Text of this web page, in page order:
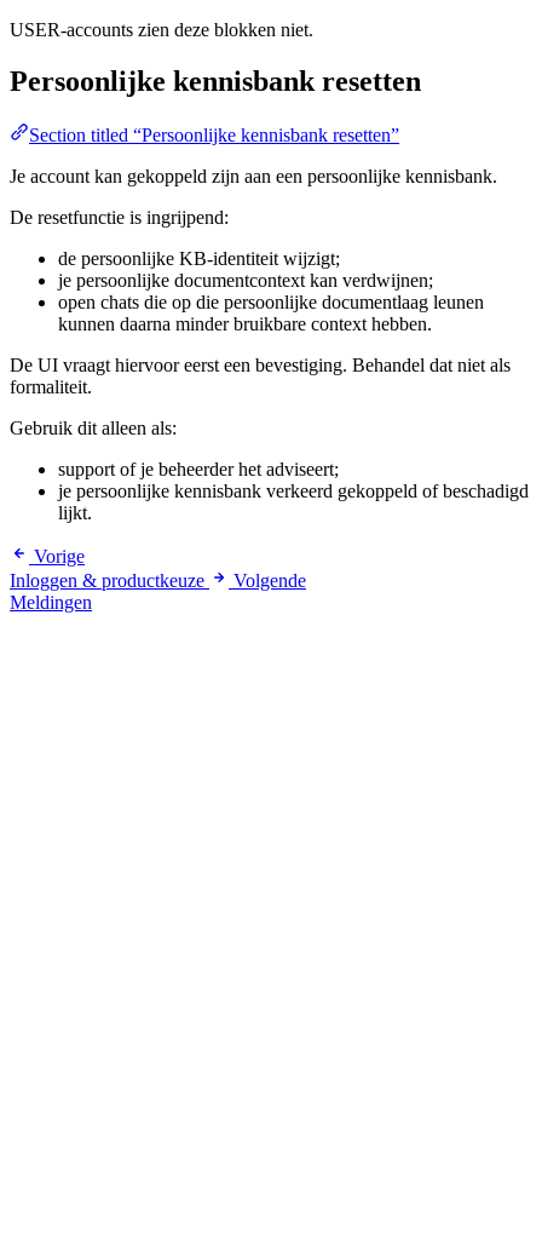
USER-accounts zien deze blokken niet.
Persoonlijke kennisbank resetten
Section titled “Persoonlijke kennisbank resetten”
Je account kan gekoppeld zijn aan een persoonlijke kennisbank.
De resetfunctie is ingrijpend:
de persoonlijke KB-identiteit wijzigt;
je persoonlijke documentcontext kan verdwijnen;
open chats die op die persoonlijke documentlaag leunen
kunnen daarna minder bruikbare context hebben.
De UI vraagt hiervoor eerst een bevestiging. Behandel dat niet als
formaliteit.
Gebruik dit alleen als:
support of je beheerder het adviseert;
je persoonlijke kennisbank verkeerd gekoppeld of beschadigd
lijkt.
Vorige
Inloggen & productkeuze
Volgende
Meldingen